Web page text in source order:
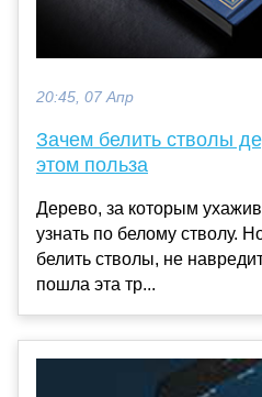
20:45, 07 Апр
Зачем белить стволы
этом польза
Дерево, за которым
узнать по белому стволу.
белить стволы, не
пошла эта тр...